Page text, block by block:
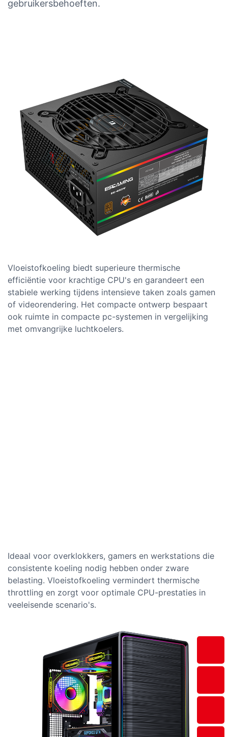
gebruikersbehoeften.
Vloeistofkoeling biedt superieure thermische
efficiëntie voor krachtige CPU's en garandeert een
stabiele werking tijdens intensieve taken zoals gamen
of videorendering. Het compacte ontwerp bespaart
ook ruimte in compacte pc-systemen in vergelijking
met omvangrijke luchtkoelers.
Ideaal voor overklokkers, gamers en werkstations die
consistente koeling nodig hebben onder zware
belasting. Vloeistofkoeling vermindert thermische
throttling en zorgt voor optimale CPU-prestaties in
veeleisende scenario's.